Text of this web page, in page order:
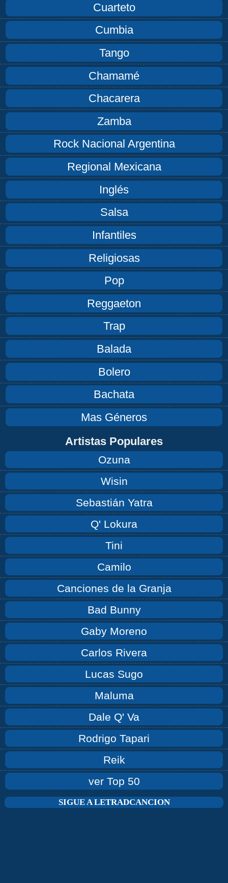
Cuarteto
Cumbia
Tango
Chamamé
Chacarera
Zamba
Rock Nacional Argentina
Regional Mexicana
Inglés
Salsa
Infantiles
Religiosas
Pop
Reggaeton
Trap
Balada
Bolero
Bachata
Mas Géneros
Artistas Populares
Ozuna
Wisin
Sebastián Yatra
Q' Lokura
Tini
Camilo
Canciones de la Granja
Bad Bunny
Gaby Moreno
Carlos Rivera
Lucas Sugo
Maluma
Dale Q' Va
Rodrigo Tapari
Reik
ver Top 50
SIGUE A LETRADCANCION